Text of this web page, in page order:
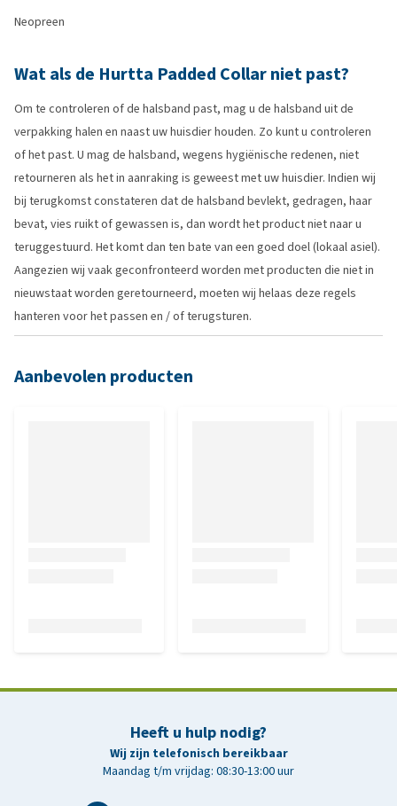
Neopreen
Wat als de Hurtta Padded Collar niet past?
Om te controleren of de halsband past, mag u de halsband uit de
verpakking halen en naast uw huisdier houden. Zo kunt u controleren
of het past. U mag de halsband, wegens hygiënische redenen, niet
retourneren als het in aanraking is geweest met uw huisdier. Indien wij
bij terugkomst constateren dat de halsband bevlekt, gedragen, haar
bevat, vies ruikt of gewassen is, dan wordt het product niet naar u
teruggestuurd. Het komt dan ten bate van een goed doel (lokaal asiel).
Aangezien wij vaak geconfronteerd worden met producten die niet in
nieuwstaat worden geretourneerd, moeten wij helaas deze regels
hanteren voor het passen en / of terugsturen.
Aanbevolen producten
Heeft u hulp nodig?
Wij zijn telefonisch bereikbaar
Maandag t/m vrijdag: 08:30-13:00 uur